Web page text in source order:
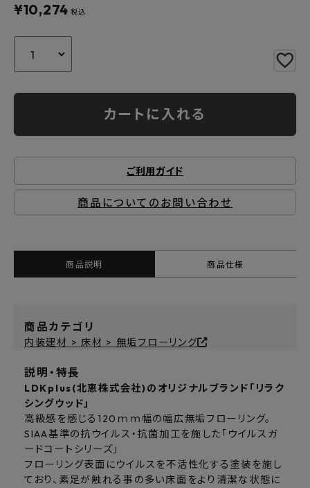
¥10,274 税込
カートに入れる
ご利用ガイド
商品についてのお問い合わせ
商品説明 商品仕様
商品カテゴリ
内装建材 > 床材 > 無垢フローリング
説明・特長
LDKplus(北恵株式会社)のオリジナルブランド「リラク
シングウッド」
高級感を感じる120ｍｍ幅の幅広無垢フローリング。
SIAA基準の抗ウイルス・抗菌加工を施した「ウイルスガ
ードコートシリーズ」
フローリング表面にウイルスを不活性化する塗装を施し
ており、素足が触れる事の多い床面をより清潔な状態に